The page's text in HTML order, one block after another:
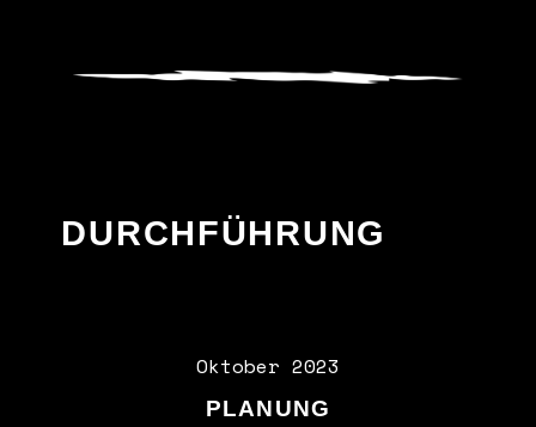
DURCHFÜHRUNG
Oktober 2023
PLANUNG